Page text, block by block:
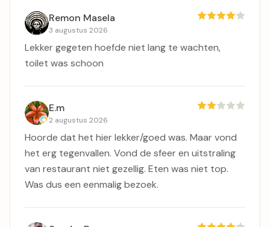
Remon Masela
3 augustus 2026
Lekker gegeten hoefde niet lang te wachten,
toilet was schoon
E.m
2 augustus 2026
Hoorde dat het hier lekker/goed was. Maar vond
het erg tegenvallen. Vond de sfeer en uitstraling
van restaurant niet gezellig. Eten was niet top.
Was dus een eenmalig bezoek.